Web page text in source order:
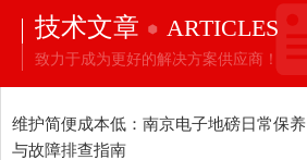
技术文章 ARTICLES
致力于成为更好的解决方案供应商！
维护简便成本低：南京电子地磅日常保养
与故障排查指南​